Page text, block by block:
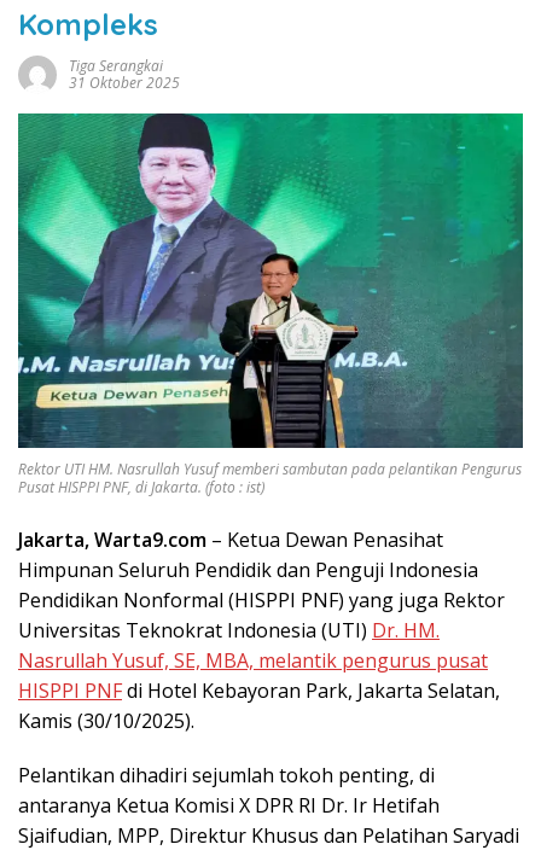
Kompleks
Tiga Serangkai
31 Oktober 2025
Rektor UTI HM. Nasrullah Yusuf memberi sambutan pada pelantikan Pengurus
Pusat HISPPI PNF, di Jakarta. (foto : ist)
Jakarta, Warta9.com – Ketua Dewan Penasihat
Himpunan Seluruh Pendidik dan Penguji Indonesia
Pendidikan Nonformal (HISPPI PNF) yang juga Rektor
Universitas Teknokrat Indonesia (UTI) Dr. HM.
Nasrullah Yusuf, SE, MBA, melantik pengurus pusat
HISPPI PNFdi Hotel Kebayoran Park, Jakarta Selatan,
Kamis (30/10/2025).
Pelantikan dihadiri sejumlah tokoh penting, di
antaranya Ketua Komisi X DPR RI Dr. Ir Hetifah
Sjaifudian, MPP, Direktur Khusus dan Pelatihan Saryadi